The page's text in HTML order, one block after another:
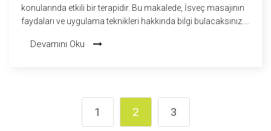
konularında etkili bir terapidir. Bu makalede, İsveç masajının
faydaları ve uygulama teknikleri hakkında bilgi bulacaksınız.
iyileştirici özelliklerini keşfedin. Masajın sağlığınıza nasıl katkı
Devamını Oku
1 2 3